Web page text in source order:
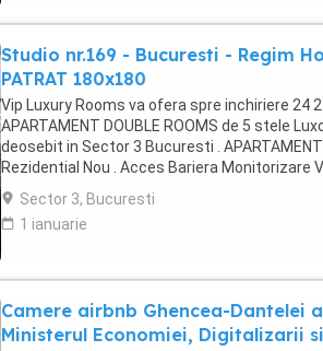
Studio nr.169 - Bucuresti - Regim
PATRAT 180x180
Vip Luxury Rooms va ofera spre inchiriere 24
APARTAMENT DOUBLE ROOMS de 5 stele
deosebit in Sector 3 Bucuresti .
Rezidential Nou . Acces Bariera Monitorizare
Politia Locala Sector 3 ) Loc de parcare ...
Sector 3, Bucuresti
1 ianuarie
Camere airbnb Ghencea-Dantelei
Ministerul Economiei, Digitalizarii